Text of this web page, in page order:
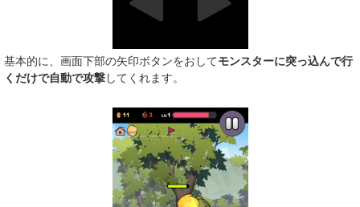
基本的に、画面下部の矢印ボタンをおしてモンスターに突っ込んで行
くだけで自動で攻撃してくれます。